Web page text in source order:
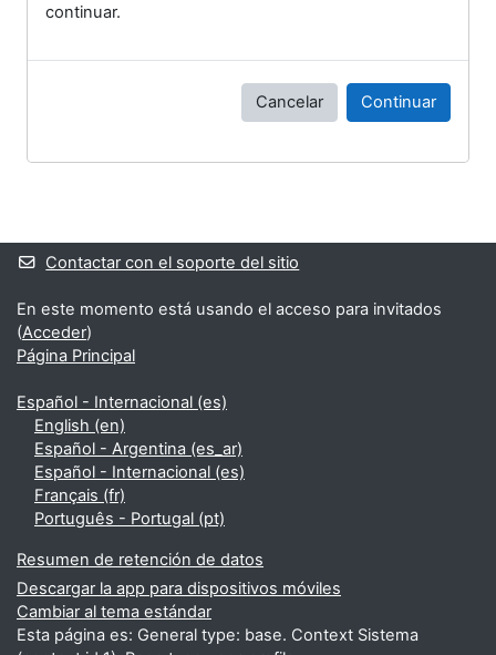
continuar.
Cancelar Continuar
Bloques suplementarios
Contactar con el soporte del sitio
En este momento está usando el acceso para invitados
(Acceder)
Página Principal
Español - Internacional ‎(es)‎
English ‎(en)‎
Español - Argentina ‎(es_ar)‎
Español - Internacional ‎(es)‎
Français ‎(fr)‎
Português - Portugal ‎(pt)‎
Resumen de retención de datos
Descargar la app para dispositivos móviles
Cambiar al tema estándar
Esta página es: General type: base. Context Sistema